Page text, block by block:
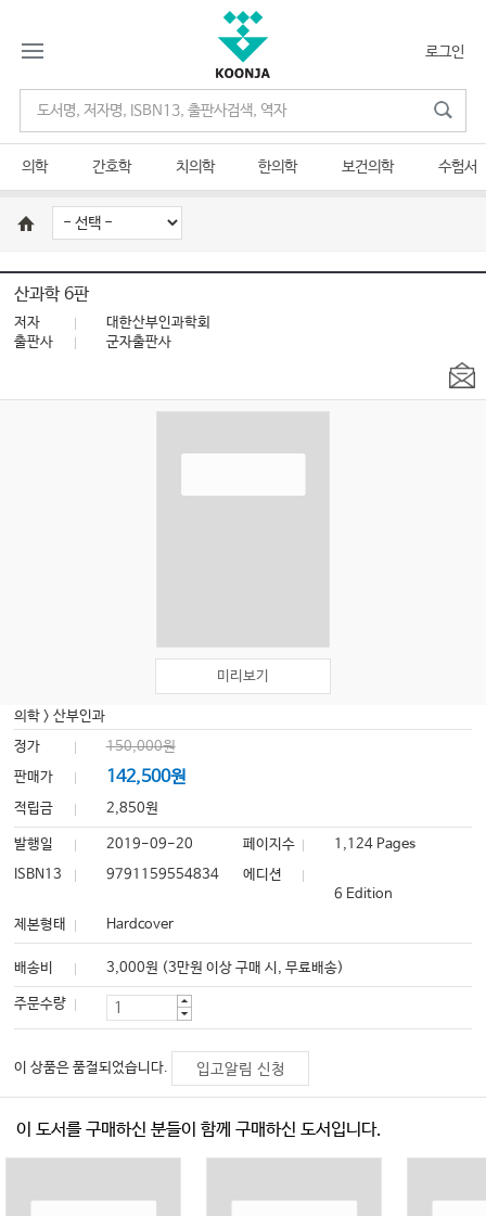
로그인
의학 간호학 치의학 한의학 보건의학 수험서
산과학 6판
저자
대한산부인과학회
출판사
군자출판사
미리보기
의학 >산부인과
정가
150,000원
판매가
142,500원
적립금 2,850원
발행일 2019-09-20 페이지수
1,124 Pages
ISBN13
9791159554834
에디션
6 Edition
제본형태
Hardcover
배송비 3,000원 (3만원 이상 구매 시, 무료배송)
주문수량
이 상품은 품절되었습니다. 입고알림 신청
이 도서를 구매하신 분들이 함께 구매하신 도서입니다.